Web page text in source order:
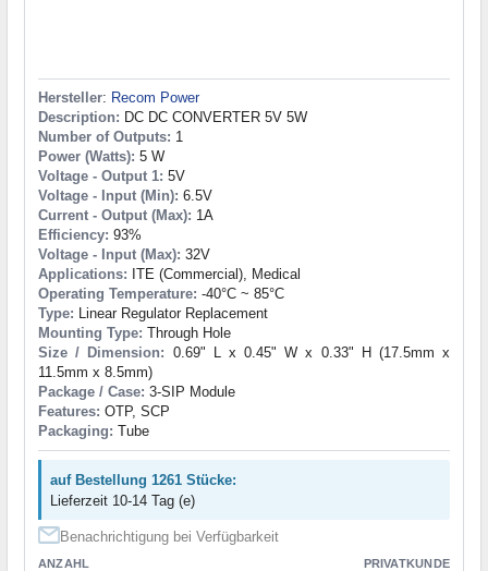
Hersteller: Recom Power
Description: DC DC CONVERTER 5V 5W
Number of Outputs: 1
Power (Watts): 5 W
Voltage - Output 1: 5V
Voltage - Input (Min): 6.5V
Current - Output (Max): 1A
Efficiency: 93%
Voltage - Input (Max): 32V
Applications: ITE (Commercial), Medical
Operating Temperature: -40°C ~ 85°C
Type: Linear Regulator Replacement
Mounting Type: Through Hole
Size / Dimension: 0.69" L x 0.45" W x 0.33" H (17.5mm x
11.5mm x 8.5mm)
Package / Case: 3-SIP Module
Features: OTP, SCP
Packaging: Tube
auf Bestellung 1261 Stücke:
Lieferzeit 10-14 Tag (e)
Benachrichtigung bei Verfügbarkeit
ANZAHL PRIVATKUNDE